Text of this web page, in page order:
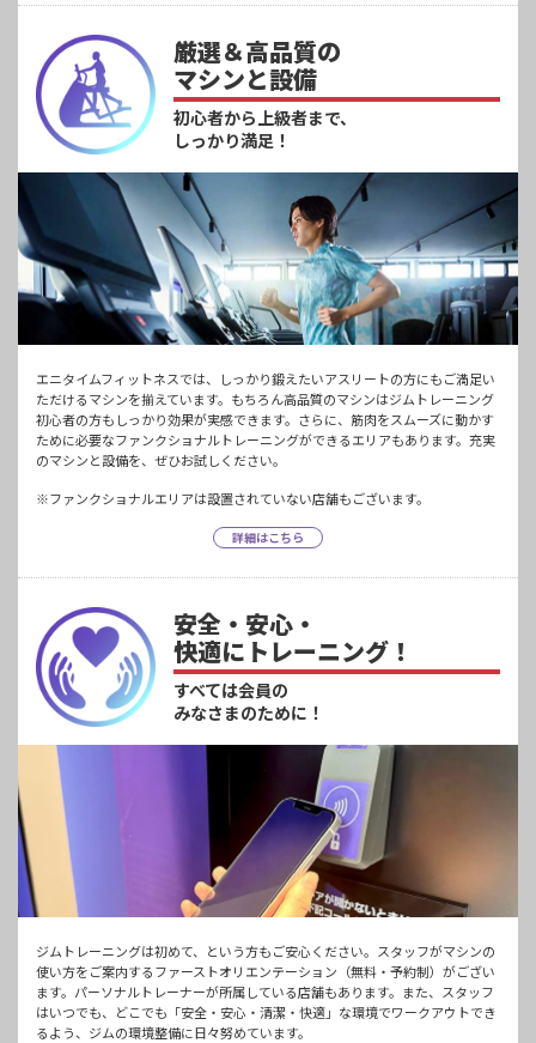
厳選＆高品質の
マシンと設備
初心者から上級者まで、
しっかり満足！
エニタイムフィットネスでは、しっかり鍛えたいアスリートの方にもご満足い
ただけるマシンを揃えています。もちろん高品質のマシンはジムトレーニング
初心者の方もしっかり効果が実感できます。さらに、筋肉をスムーズに動かす
ために必要なファンクショナルトレーニングができるエリアもあります。充実
のマシンと設備を、ぜひお試しください。
※ファンクショナルエリアは設置されていない店舗もございます。
詳細はこちら
安全・安心・
快適にトレーニング！
すべては会員の
みなさまのために！
ジムトレーニングは初めて、という方もご安心ください。スタッフがマシンの
使い方をご案内するファーストオリエンテーション（無料・予約制）がござい
ます。パーソナルトレーナーが所属している店舗もあります。また、スタッフ
はいつでも、どこでも「安全・安心・清潔・快適」な環境でワークアウトでき
るよう、ジムの環境整備に日々努めています。